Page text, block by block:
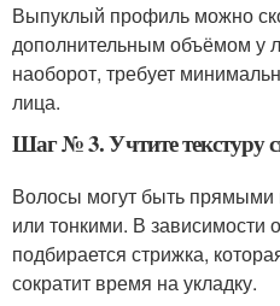
Выпуклый профиль можно
дополнительным объёмом у
наоборот, требует
лица.
Шаг № 3. Учтите текстуру
Волосы могут быть
или тонкими. В зависимости
подбирается стрижка,
сократит время на укладку.